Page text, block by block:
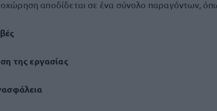
αποδίδεται σε ένα σύνολο παραγόντων,
της εργασίας